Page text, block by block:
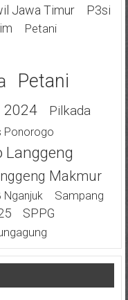
Jawa Timur
P3si
Petani
Petani
2024
Pilkada
Ponorogo
Langgeng
Makmur
Nganjuk
Sampang
SPPG